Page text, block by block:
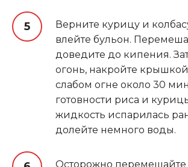
Верните курицу и
влейте бульон.
доведите до кипения.
огонь, накройте
слабом огне около 30
готовности риса и
жидкость испарилась
долейте немного воды.
Осторожно перемешайте